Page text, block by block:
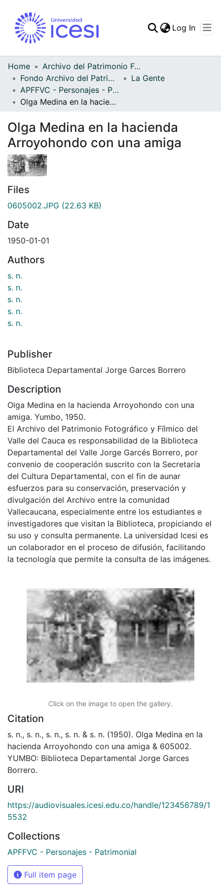
Statistics
Log In
Home
Archivo del Patrimonio Fotográfico y Fílmico del Valle del Cauca
Fondo Archivo del Patrimonio Fotográfico y Fílmico del Valle del Cauca
La Gente
APFFVC - Personajes - Patrimonial
Olga Medina en la hacienda Arroyohondo con una amiga
Olga Medina en la hacienda
Arroyohondo con una amiga
Files
0605002.JPG (22.63 KB)
Date
1950-01-01
Authors
s. n.
s. n.
s. n.
s. n.
s. n.
Publisher
Biblioteca Departamental Jorge Garces Borrero
Description
Olga Medina en la hacienda Arroyohondo con una
amiga. Yumbo, 1950.
El Archivo del Patrimonio Fotográfico y Fílmico del
Valle del Cauca es responsabilidad de la Biblioteca
Departamental del Valle Jorge Garcés Borrero, por
convenio de cooperación suscrito con la Secretaria
del Cultura Departamental, con el fin de aunar
esfuerzos para su conservación, preservación y
divulgación del Archivo entre la comunidad
Vallecaucana, especialmente entre los estudiantes e
investigadores que visitan la Biblioteca, propiciando el
su uso y consulta permanente. La universidad Icesi es
un colaborador en el proceso de difusión, facilitando
la tecnología que permite la consulta de las imágenes.
Click on the image to open the gallery.
Citation
s. n., s. n., s. n., s. n. & s. n. (1950). Olga Medina en la
hacienda Arroyohondo con una amiga & 605002.
YUMBO: Biblioteca Departamental Jorge Garces
Borrero.
URI
https://audiovisuales.icesi.edu.co/handle/123456789/1
5532
Collections
APFFVC - Personajes - Patrimonial
Full item page